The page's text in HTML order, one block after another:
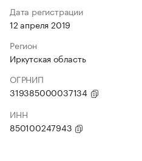
Дата регистрации
12 апреля 2019
Регион
Иркутская область
ОГРНИП
319385000037134
ИНН
850100247943